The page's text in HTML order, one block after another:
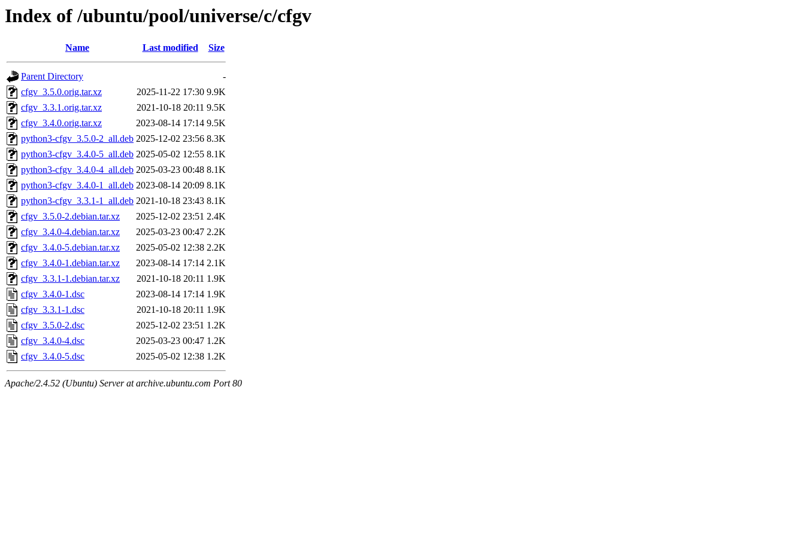
Index of /ubuntu/pool/universe/c/cfgv
Name Last modified Size
Parent Directory
-
cfgv_3.5.0.orig.tar.xz
2025-11-22 17:30 9.9K
cfgv_3.3.1.orig.tar.xz
2021-10-18 20:11 9.5K
cfgv_3.4.0.orig.tar.xz
2023-08-14 17:14 9.5K
python3-cfgv_3.5.0-2_all.deb 2025-12-02 23:56 8.3K
python3-cfgv_3.4.0-5_all.deb 2025-05-02 12:55 8.1K
python3-cfgv_3.4.0-4_all.deb 2025-03-23 00:48 8.1K
python3-cfgv_3.4.0-1_all.deb 2023-08-14 20:09 8.1K
python3-cfgv_3.3.1-1_all.deb 2021-10-18 23:43 8.1K
cfgv_3.5.0-2.debian.tar.xz
2025-12-02 23:51 2.4K
cfgv_3.4.0-4.debian.tar.xz
2025-03-23 00:47 2.2K
cfgv_3.4.0-5.debian.tar.xz
2025-05-02 12:38 2.2K
cfgv_3.4.0-1.debian.tar.xz
2023-08-14 17:14 2.1K
cfgv_3.3.1-1.debian.tar.xz
2021-10-18 20:11 1.9K
cfgv_3.4.0-1.dsc
2023-08-14 17:14 1.9K
cfgv_3.3.1-1.dsc
2021-10-18 20:11 1.9K
cfgv_3.5.0-2.dsc
2025-12-02 23:51 1.2K
cfgv_3.4.0-4.dsc
2025-03-23 00:47 1.2K
cfgv_3.4.0-5.dsc
2025-05-02 12:38 1.2K
Apache/2.4.52 (Ubuntu) Server at archive.ubuntu.com Port 80